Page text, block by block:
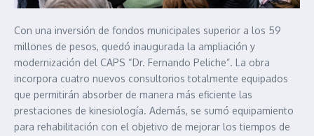
Con una inversión de fondos municipales superior a los 59
millones de pesos, quedó inaugurada la ampliación y
modernización del CAPS “Dr. Fernando Peliche”. La obra
incorpora cuatro nuevos consultorios totalmente equipados
que permitirán absorber de manera más eficiente las
prestaciones de kinesiología. Además, se sumó equipamiento
para rehabilitación con el objetivo de mejorar los tiempos de